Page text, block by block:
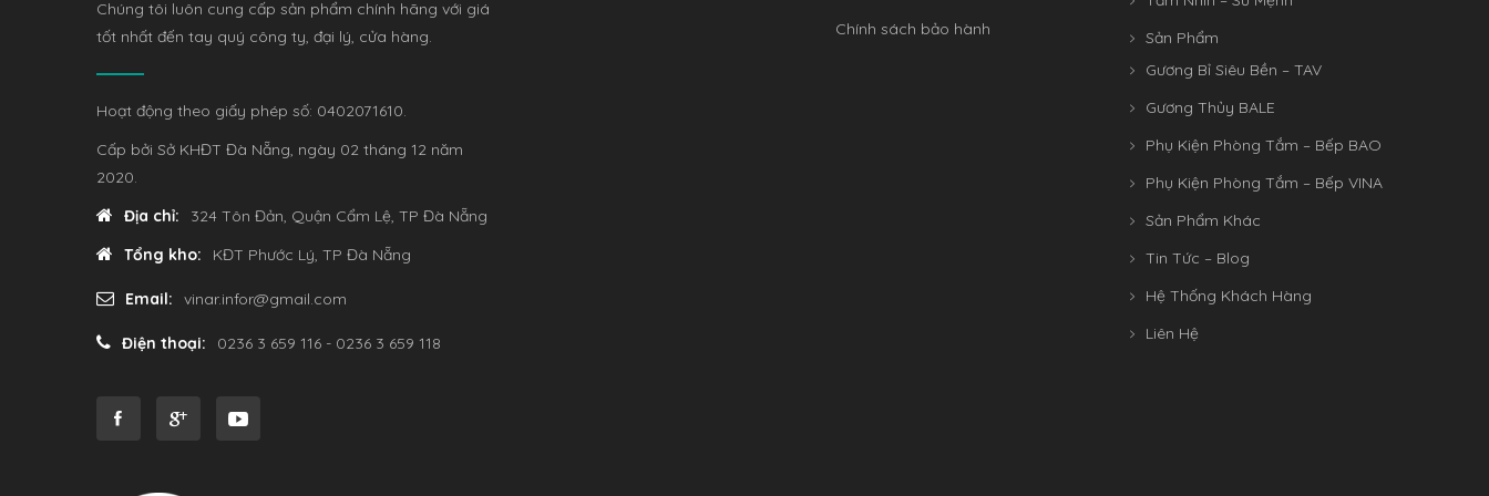
Chúng tôi luôn cung cấp sản phẩm chính hãng với giá
tốt nhất đến tay quý công ty, đại lý, cửa hàng.
Hoạt động theo giấy phép số: 0402071610.
Cấp bởi Sở KHĐT Đà Nẵng, ngày 02 tháng 12 năm
2020.
Địa chỉ:
324 Tôn Đản, Quận Cẩm Lệ, TP Đà Nẵng
Tổng kho:
KĐT Phước Lý, TP Đà Nẵng
Email: vinar.infor@gmail.com
Điện thoại: 0236 3 659 116 - 0236 3 659 118
Chính sách bảo hành
Sản Phẩm
Gương Bỉ Siêu Bền – TAV
Gương Thủy BALE
Phụ Kiện Phòng Tắm – Bếp BAO
Phụ Kiện Phòng Tắm – Bếp VINA
Sản Phẩm Khác
Tin Tức – Blog
Hệ Thống Khách Hàng
Liên Hệ